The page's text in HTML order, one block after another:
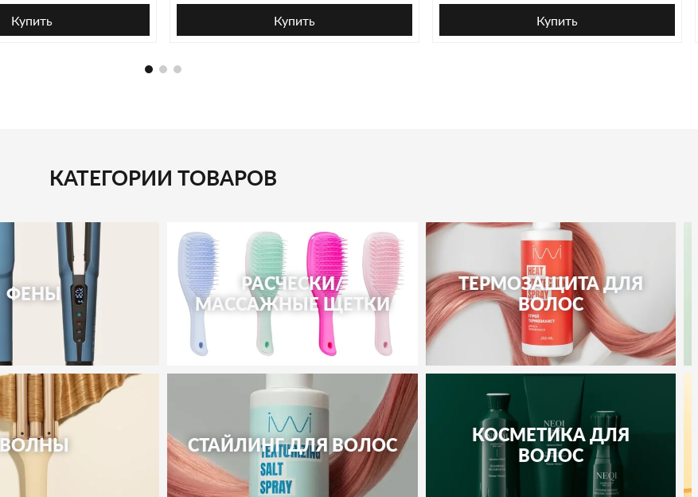
Купить Купить Купить
КАТЕГОРИИ ТОВАРОВ
ФЕНЫ
ВОЛНЫ
РАСЧЕСКИ/
МАССАЖНЫЕ ЩЕТКИ
СТАЙЛИНГ ДЛЯ ВОЛОС
ТЕРМОЗАЩИТА ДЛЯ
ВОЛОС
КОСМЕТИКА ДЛЯ
ВОЛОС